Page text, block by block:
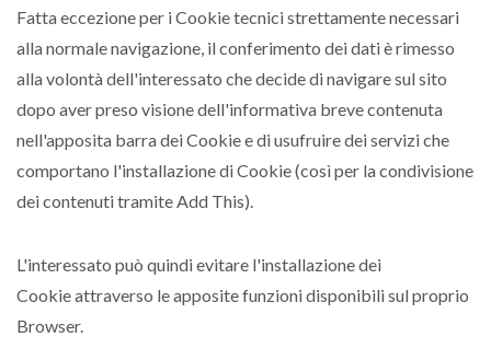
Fatta eccezione per i Cookie tecnici strettamente necessari
alla normale navigazione, il conferimento dei dati è rimesso
alla volontà dell'interessato che decide di navigare sul sito
dopo aver preso visione dell'informativa breve contenuta
nell'apposita barra dei Cookie e di usufruire dei servizi che
comportano l'installazione di Cookie (così per la condivisione
dei contenuti tramite Add This).
L'interessato può quindi evitare l'installazione dei
Cookie attraverso le apposite funzioni disponibili sul proprio
Browser.